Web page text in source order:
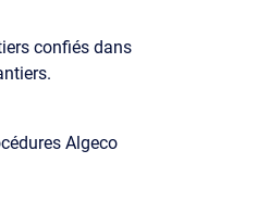
confiés dans
Algeco